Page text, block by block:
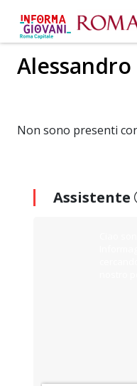
Non sono presenti
Assistente